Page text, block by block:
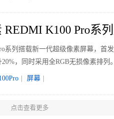
K100 Pro系
系列搭载新一代超级像素屏幕，首
，同时采用全RGB无损像素排列。
屏幕
滑但均价走高 大屏与
点击查看更多